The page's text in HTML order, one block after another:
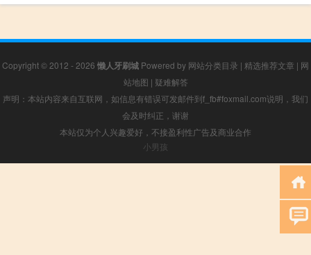
Copyright © 2012 - 2026 懒人牙刷城 Powered by 网站分类目录 | 精选推荐文章 | 网
站地图 | 疑难解答
声明：本站内容来自互联网，如信息有错误可发邮件到f_fb#foxmail.com说明，我们
会及时纠正，谢谢
本站仅为个人兴趣爱好，不接盈利性广告及商业合作
小男孩